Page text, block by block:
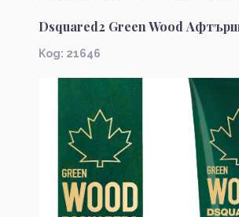
Dsquared2 Green Wood
Kод: 21646